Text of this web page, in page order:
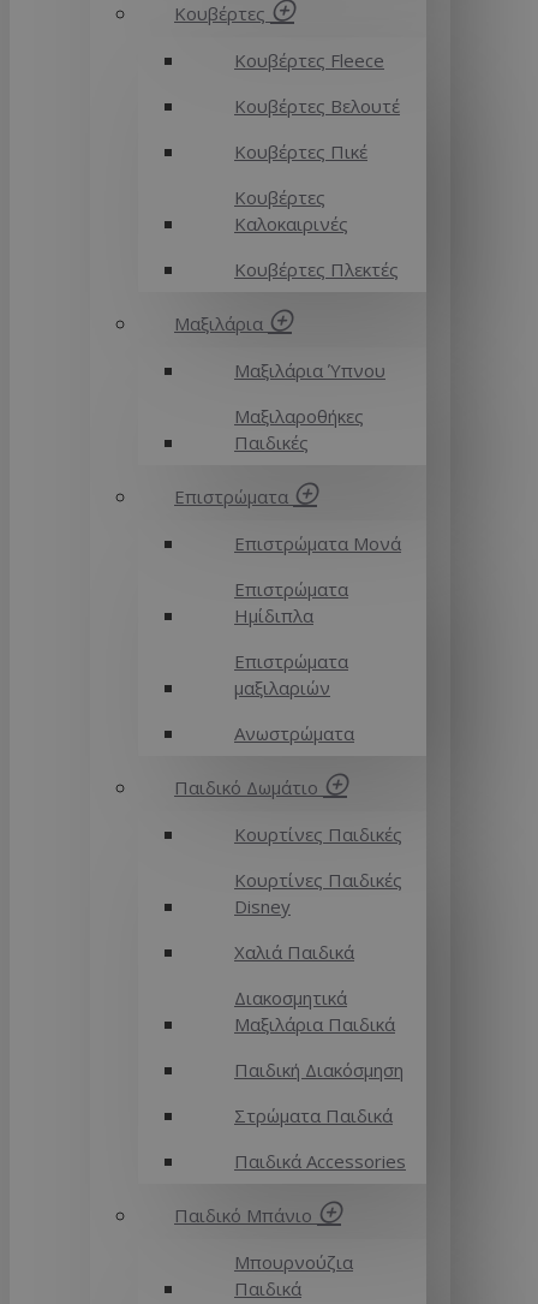
Κουβέρτες
Κουβέρτες Fleece
Κουβέρτες Βελουτέ
Κουβέρτες Πικέ
Κουβέρτες
Καλοκαιρινές
Κουβέρτες Πλεκτές
Μαξιλάρια
Μαξιλάρια Ύπνου
Μαξιλαροθήκες
Παιδικές
Επιστρώματα
Επιστρώματα Μονά
Επιστρώματα
Ημίδιπλα
Επιστρώματα
μαξιλαριών
Ανωστρώματα
Παιδικό Δωμάτιο
Κουρτίνες Παιδικές
Κουρτίνες Παιδικές
Disney
Χαλιά Παιδικά
Διακοσμητικά
Μαξιλάρια Παιδικά
Παιδική Διακόσμηση
Στρώματα Παιδικά
Παιδικά Accessories
Παιδικό Μπάνιο
Μπουρνούζια
Παιδικά